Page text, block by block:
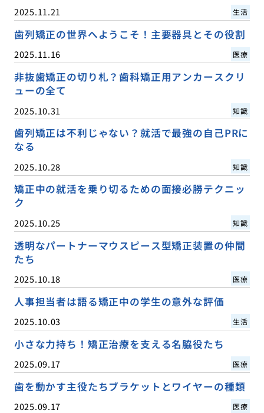
2025.11.21 生活
歯列矯正の世界へようこそ！主要器具とその役割
2025.11.16 医療
非抜歯矯正の切り札？歯科矯正用アンカースクリ
ューの全て
2025.10.31 知識
歯列矯正は不利じゃない？就活で最強の自己PRに
なる
2025.10.28 知識
矯正中の就活を乗り切るための面接必勝テクニッ
ク
2025.10.25 知識
透明なパートナーマウスピース型矯正装置の仲間
たち
2025.10.18 医療
人事担当者は語る矯正中の学生の意外な評価
2025.10.03 生活
小さな力持ち！矯正治療を支える名脇役たち
2025.09.17 医療
歯を動かす主役たちブラケットとワイヤーの種類
2025.09.17 医療